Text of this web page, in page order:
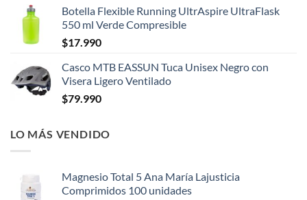
Botella Flexible Running UltrAspire UltraFlask
550 ml Verde Compresible
$17.990
Casco MTB EASSUN Tuca Unisex Negro con
Visera Ligero Ventilado
$79.990
LO MÁS VENDIDO
Magnesio Total 5 Ana María Lajusticia
Comprimidos 100 unidades